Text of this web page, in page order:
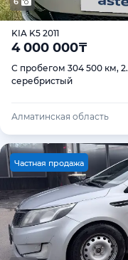
KIA K5 2011
4 000 000₸
С пробегом 304 500 км,
серебристый
Алматинская область
Частная продажа